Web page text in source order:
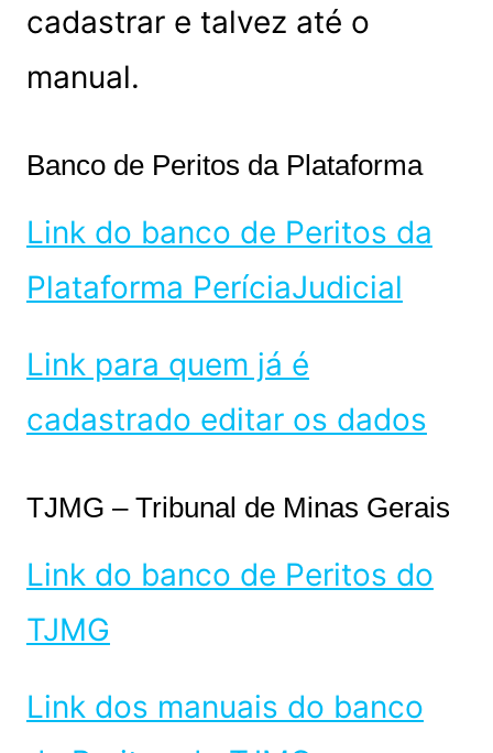
cadastrar e talvez até o
manual.
Banco de Peritos da Plataforma
Link do banco de Peritos da
Plataforma PeríciaJudicial
Link para quem já é
cadastrado editar os dados
TJMG – Tribunal de Minas Gerais
Link do banco de Peritos do
TJMG
Link dos manuais do banco